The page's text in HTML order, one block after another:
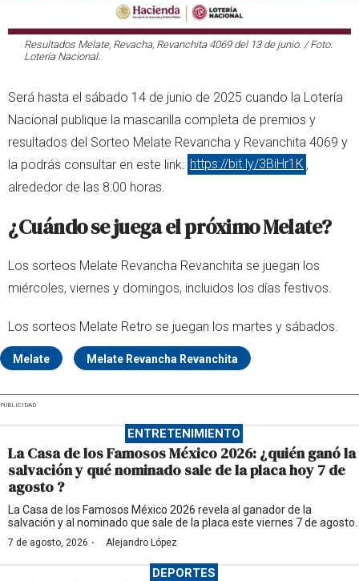
Resultados Melate, Revacha, Revanchita 4069 del 13 de junio. / Foto:
Lotería Nacional.
Será hasta el sábado 14 de junio de 2025 cuando la Lotería
Nacional publique la mascarilla completa de premios y
resultados del Sorteo Melate Revancha y Revanchita 4069 y
la podrás consultar en este link: https://bit.ly/3BiHr1K ,
alrededor de las 8:00 horas.
¿Cuándo se juega el próximo Melate?
Los sorteos Melate Revancha Revanchita se juegan los
miércoles, viernes y domingos, incluidos los días festivos.
Los sorteos Melate Retro se juegan los martes y sábados.
Melate Melate Revancha Revanchita
PUBLICIDAD
ENTRETENIMIENTO
La Casa de los Famosos México 2026: ¿quién ganó la
salvación y qué nominado sale de la placa hoy 7 de
agosto ?
La Casa de los Famosos México 2026 revela al ganador de la
salvación y al nominado que sale de la placa este viernes 7 de agosto.
7 de agosto, 2026 · Alejandro López
DEPORTES